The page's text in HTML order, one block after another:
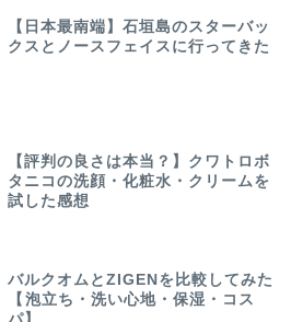
【日本最南端】石垣島のスターバッ
クスとノースフェイスに行ってきた
【評判の良さは本当？】クワトロボ
タニコの洗顔・化粧水・クリームを
試した感想
バルクオムとZIGENを比較してみた
【泡立ち・洗い心地・保湿・コス